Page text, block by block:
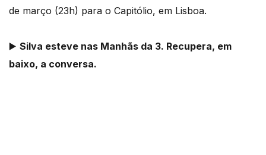
de março (23h) para o Capitólio, em Lisboa.
▶️ Silva esteve nas Manhãs da 3. Recupera, em
baixo, a conversa.